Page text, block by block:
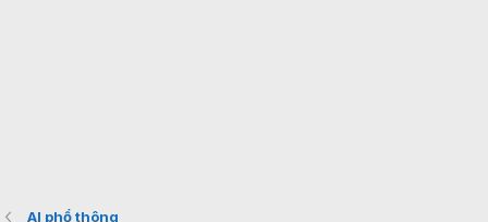
AI phổ thông